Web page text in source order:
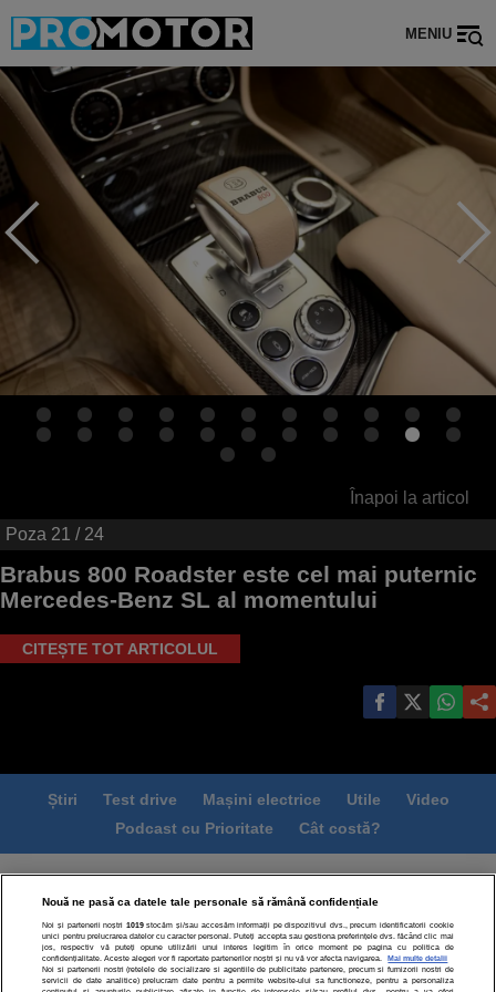
MENIU
Înapoi la articol
Poza 21 / 24
Brabus 800 Roadster este cel mai puternic
Mercedes-Benz SL al momentului
CITEȘTE TOT ARTICOLUL
Știri Test drive Mașini electrice Utile
Video
Podcast cu Prioritate
Cât costă?
Termeni si conditii
Politica de confidentialitate
Politica de cookies
Echipa editorială
Modifică Setările
Nouă ne pasă ca datele tale personale să rămână confidențiale
Noi și partenerii noștri 1019stocăm și/sau accesăm informații pe dispozitivul dvs., precum identificatorii cookie
unici pentru prelucrarea datelor cu caracter personal. Puteți accepta sau gestiona preferințele dvs. făcând clic mai
jos, respectiv vă puteți opune utilizării unui interes legitim în orice moment pe pagina cu politica de
confidențialitate. Aceste alegeri vor fi raportate partenerilor noștri și nu vă vor afecta navigarea.
Mai multe detalii
Noi si partenerii nostri (retelele de socializare si agentiile de publicitate partenere, precum si furnizorii nostri de
servicii de date analitice) prelucram date pentru a permite website-ului sa functioneze, pentru a personaliza